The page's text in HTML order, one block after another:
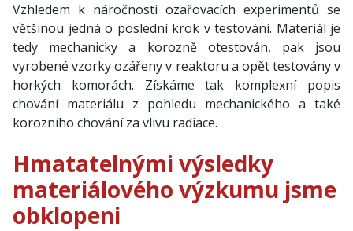
Vzhledem k náročnosti ozařovacích experimentů se
většinou jedná o poslední krok v testování. Materiál je
tedy mechanicky a korozně otestován, pak jsou
vyrobené vzorky ozářeny v reaktoru a opět testovány v
horkých komorách. Získáme tak komplexní popis
chování materiálu z pohledu mechanického a také
korozního chování za vlivu radiace.
Hmatatelnými výsledky
materiálového výzkumu jsme
obklopeni